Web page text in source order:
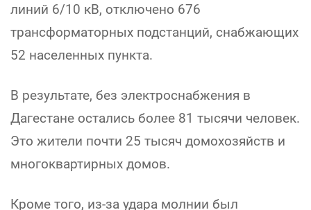
линий 6/10 кВ, отключено 676
трансформаторных подстанций, снабжающих
52 населенных пункта.
В результате, без электроснабжения в
Дагестане остались более 81 тысячи человек.
Это жители почти 25 тысяч домохозяйств и
многоквартирных домов.
Кроме того, из-за удара молнии был